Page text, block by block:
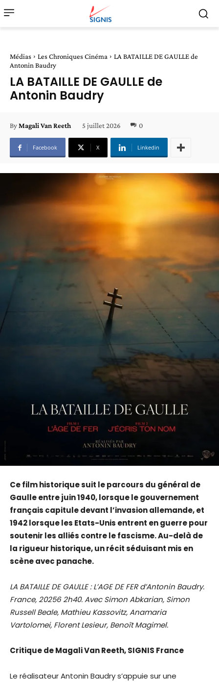
Médias Les Chroniques Cinéma
LA BATAILLE DE GAULLE de
Antonin Baudry
LA BATAILLE DE GAULLE de
Antonin Baudry
ByMagali Van Reeth 5 juillet 2026 0
Facebook X Linkedin
Ce film historique suit le parcours du général de
Gaulle entre juin 1940, lorsque le gouvernement
français capitule devant l’invasion allemande, et
1942 lorsque les Etats-Unis entrent en guerre pour
soutenir les alliés contre le fascisme. Au-delà de
la rigueur historique, un récit séduisant mis en
scène avec panache.
LA BATAILLE DE GAULLE : L’AGE DE FER d’Antonin Baudry.
France, 20256 2h40. Avec Simon Abkarian, Simon
Russell Beale, Mathieu Kassovitz, Anamaria
Vartolomei, Florent Lesieur, Benoît Magimel.
Critique de Magali Van Reeth, SIGNIS France
Le réalisateur Antonin Baudry s’appuie sur une